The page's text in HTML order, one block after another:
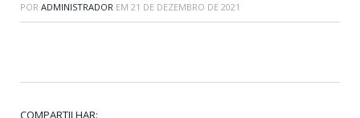
POR ADMINISTRADOR EM 21 DE DEZEMBRO DE 2021
COMPARTILHAR: